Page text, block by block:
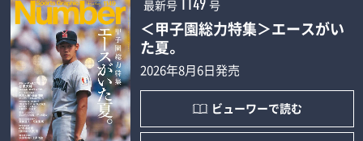
最新号 1149 号
＜甲子園総力特集＞エースがい
た夏。
2026年8月6日発売
ビューワーで読む